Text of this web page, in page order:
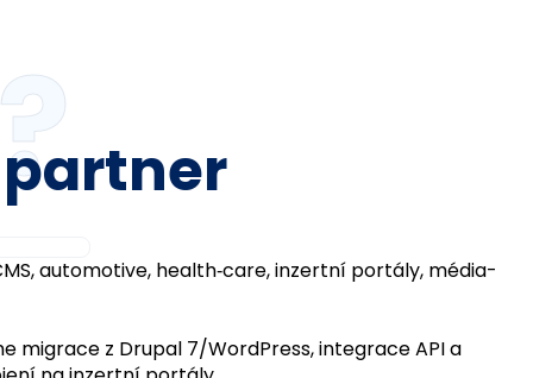
automotive, health‑care, inzertní portály, média-
migrace z Drupal 7/WordPress, integrace API a